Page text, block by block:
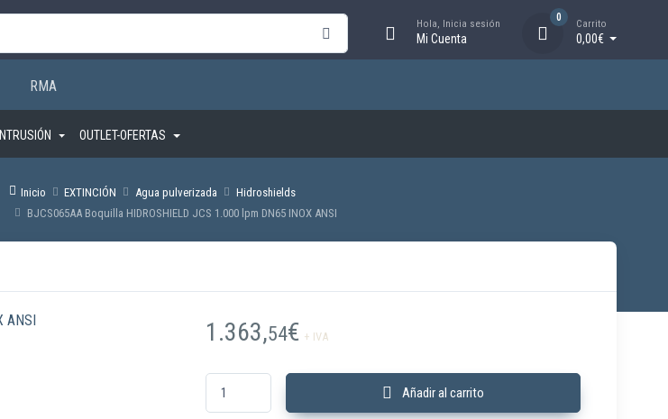
Hola, Inicia sesión
Mi Cuenta
0
Carrito
0,00€
RMA
INTRUSIÓN OUTLET-OFERTAS
Inicio EXTINCIÓN Agua pulverizada
Hidroshields
BJCS065AA Boquilla HIDROSHIELD JCS 1.000 lpm DN65 INOX ANSI
1.363,54€ + IVA
BJCS065AA Boquilla HIDROSHIELD JCS 1.000 lpm DN65 INOX ANSI cantidad
Añadir al carrito